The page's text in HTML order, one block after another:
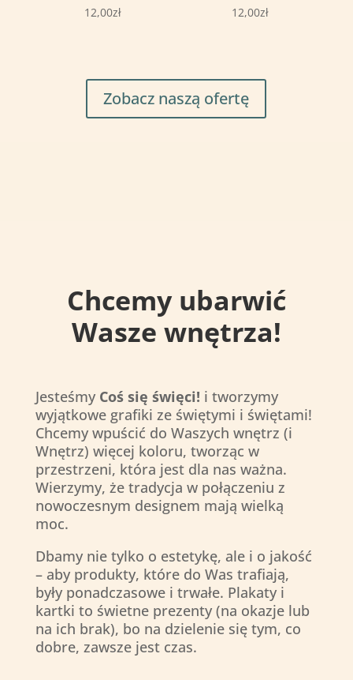
12,00zł 12,00zł
Zobacz naszą ofertę
Chcemy ubarwić
Wasze wnętrza!
Jesteśmy Coś się święci! i tworzymy
wyjątkowe grafiki ze świętymi i świętami!
Chcemy wpuścić do Waszych wnętrz (i
Wnętrz) więcej koloru, tworząc w
przestrzeni, która jest dla nas ważna.
Wierzymy, że tradycja w połączeniu z
nowoczesnym designem mają wielką
moc.
Dbamy nie tylko o estetykę, ale i o jakość
– aby produkty, które do Was trafiają,
były ponadczasowe i trwałe. Plakaty i
kartki to świetne prezenty (na okazje lub
na ich brak), bo na dzielenie się tym, co
dobre, zawsze jest czas.